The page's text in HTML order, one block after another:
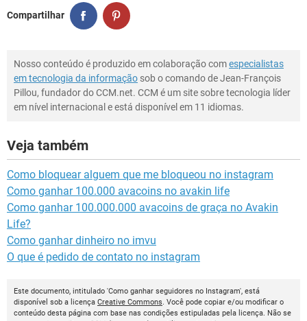
Compartilhar
Nosso conteúdo é produzido em colaboração comespecialistas
em tecnologia da informação sob o comando de Jean-François
Pillou, fundador do CCM.net. CCM é um site sobre tecnologia líder
em nível internacional e está disponível em 11 idiomas.
Veja também
Como bloquear alguem que me bloqueou no instagram
Como ganhar 100.000 avacoins no avakin life
Como ganhar 100.000.000 avacoins de graça no Avakin
Life?
Como ganhar dinheiro no imvu
O que é pedido de contato no instagram
Este documento, intitulado 'Como ganhar seguidores no Instagram', está
disponível sob a licença Creative Commons. Você pode copiar e/ou modificar o
conteúdo desta página com base nas condições estipuladas pela licença. Não se